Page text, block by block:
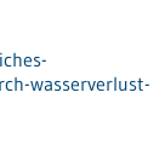
wasserverlust-